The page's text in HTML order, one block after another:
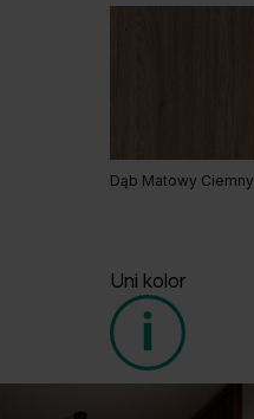
Dąb Matowy Ciemny
Uni kolor